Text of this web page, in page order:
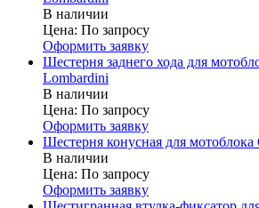
В наличии
Цена: По запросу
Оформить заявку
Шестерня заднего хода для
Lombardini
В наличии
Цена: По запросу
Оформить заявку
Шестерня конусная для
В наличии
Цена: По запросу
Оформить заявку